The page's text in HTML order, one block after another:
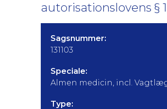
autorisationslovens §
Sagsnummer:
131103
Speciale:
Almen medicin, incl.
Type: